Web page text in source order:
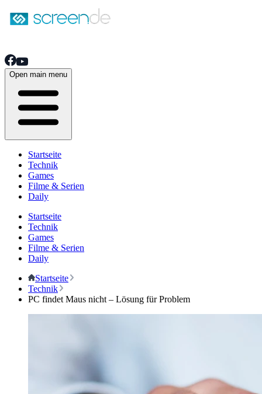
Open main menu
Startseite
Technik
Games
Filme & Serien
Daily
Startseite
Technik
Games
Filme & Serien
Daily
Startseite
Technik
PC findet Maus nicht – Lösung für Problem